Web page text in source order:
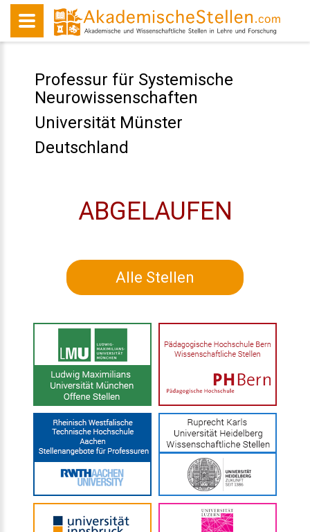
Professur für Systemische
Neurowissenschaften
Universität Münster
Deutschland
ABGELAUFEN
Alle Stellen